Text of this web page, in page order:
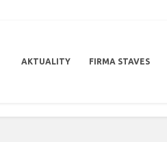
AKTUALITY FIRMA STAVES